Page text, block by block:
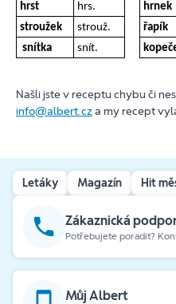
hrst
hrs. hrnek
stroužek
strouž. řapík
snítka
snít.
Našli jste v receptu chybu či
info@albert.cza my recept
Letáky Magazín Hit
Zákaznická
Potřebujete poradit?
Můj Albert